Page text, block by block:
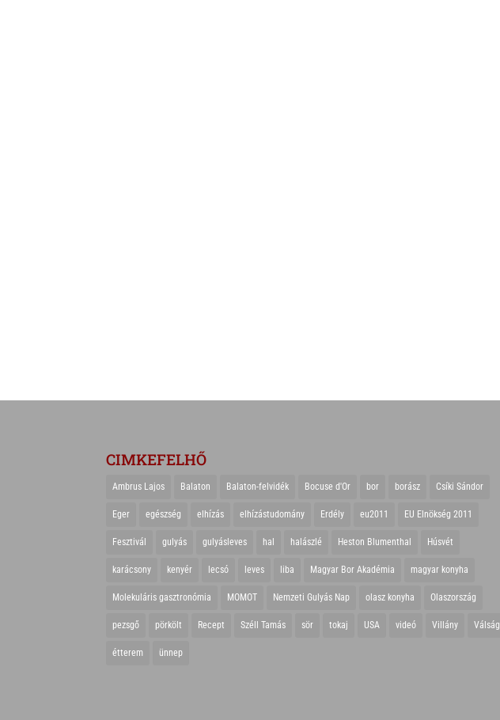
CIMKEFELHŐ
Ambrus Lajos Balaton Balaton-felvidék Bocuse d'Or bor borász Csíki Sándor
Eger egészség elhízás elhízástudomány Erdély eu2011 EU Elnökség 2011
Fesztivál gulyás gulyásleves hal halászlé Heston Blumenthal Húsvét
karácsony kenyér lecsó leves liba Magyar Bor Akadémia magyar konyha
Molekuláris gasztronómia MOMOT Nemzeti Gulyás Nap olasz konyha Olaszország
pezsgő pörkölt Recept Széll Tamás sör tokaj USA videó Villány Válság
étterem ünnep